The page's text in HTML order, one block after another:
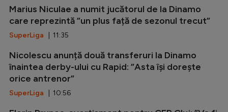
Marius Niculae a numit jucătorul de la Dinamo
care reprezintă ”un plus față de sezonul trecut”
SuperLiga | 11:35
Nicolescu anunță două transferuri la Dinamo
înaintea derby-ului cu Rapid: ”Asta își dorește
orice antrenor”
SuperLiga | 10:56